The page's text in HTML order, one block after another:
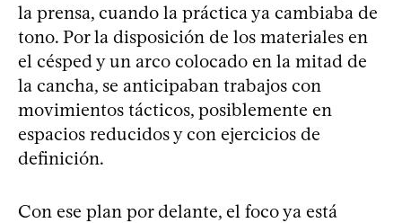
la prensa, cuando la práctica ya cambiaba de
tono. Por la disposición de los materiales en
el césped y un arco colocado en la mitad de
la cancha, se anticipaban trabajos con
movimientos tácticos, posiblemente en
espacios reducidos y con ejercicios de
definición.
Con ese plan por delante, el foco ya está